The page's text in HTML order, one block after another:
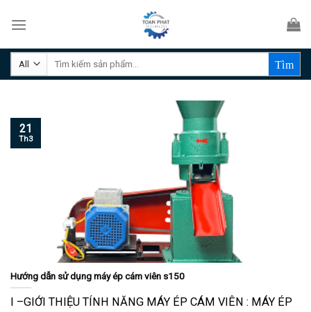
Tìm
Hướng dẫn sử dụng máy ép cám viên s150
I –GIỚI THIỆU TÍNH NĂNG MÁY ÉP CÁM VIÊN : MÁY ÉP
21
Th3